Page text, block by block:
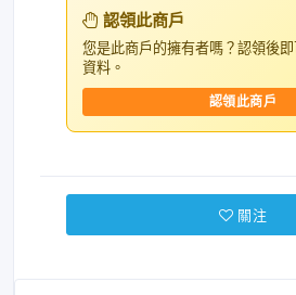
認領此商戶
您是此商戶的擁有者嗎？認領後
資料。
認領此商戶
關注